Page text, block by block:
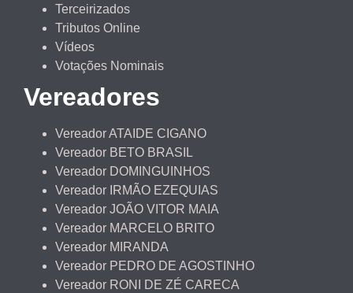
Terceirizados
Tributos Online
Vídeos
Votações Nominais
Vereadores
Vereador ATAIDE CIGANO
Vereador BETO BRASIL
Vereador DOMINGUINHOS
Vereador IRMÃO EZEQUIAS
Vereador JOÃO VITOR MAIA
Vereador MARCELO BRITO
Vereador MIRANDA
Vereador PEDRO DE AGOSTINHO
Vereador RONI DE ZÉ CARECA